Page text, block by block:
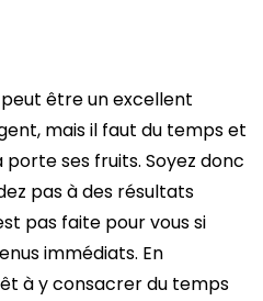
être un excellent
mais il faut du temps et
ses fruits. Soyez donc
pas à des résultats
pas faite pour vous si
immédiats. En
à y consacrer du temps